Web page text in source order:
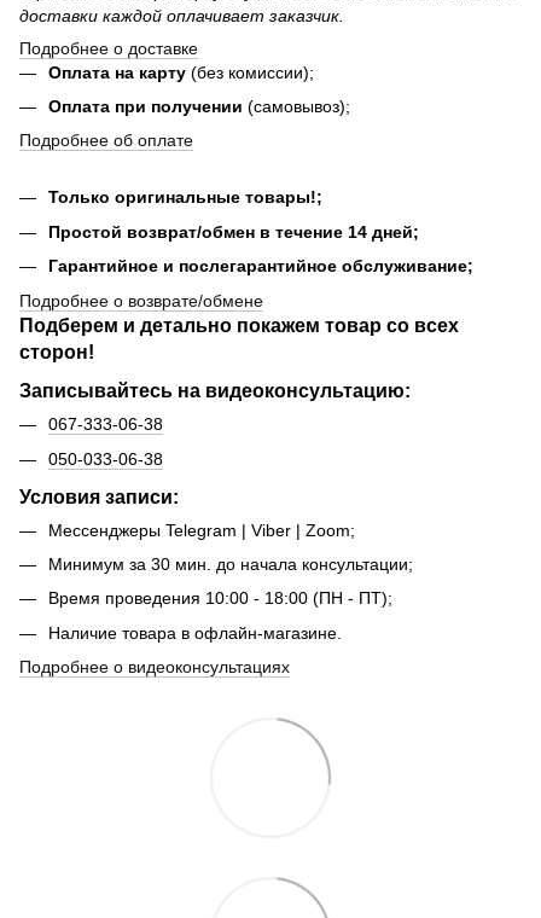
доставки каждой оплачивает заказчик.
Подробнее о доставке
Оплата на карту (без комиссии);
Оплата при получении (самовывоз);
Подробнее об оплате
Только оригинальные товары!;
Простой возврат/обмен в течение 14 дней;
Гарантийное и послегарантийное обслуживание;
Подробнее о возврате/обмене
Подберем и детально покажем товар со всех
сторон!
Записывайтесь на видеоконсультацию:
067-333-06-38
050-033-06-38
Условия записи:
Мессенджеры Telegram | Viber | Zoom;
Минимум за 30 мин. до начала консультации;
Время проведения 10:00 - 18:00 (ПН - ПТ);
Наличие товара в офлайн-магазине.
Подробнее о видеоконсультациях